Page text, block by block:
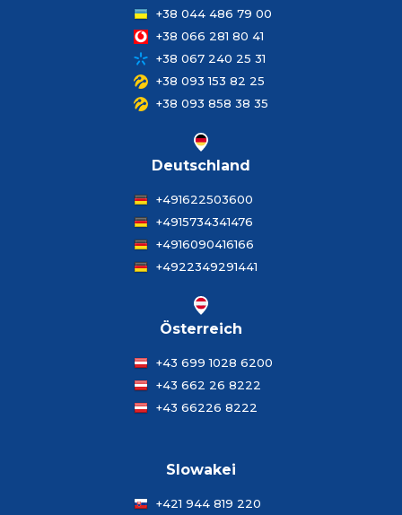
+38 044 486 79 00
+38 066 281 80 41
+38 067 240 25 31
+38 093 153 82 25
+38 093 858 38 35
Deutschland
+491622503600
+4915734341476
+4916090416166
+4922349291441
Österreich
+43 699 1028 6200
+43 662 26 8222
+43 66226 8222
Slowakei
+421 944 819 220